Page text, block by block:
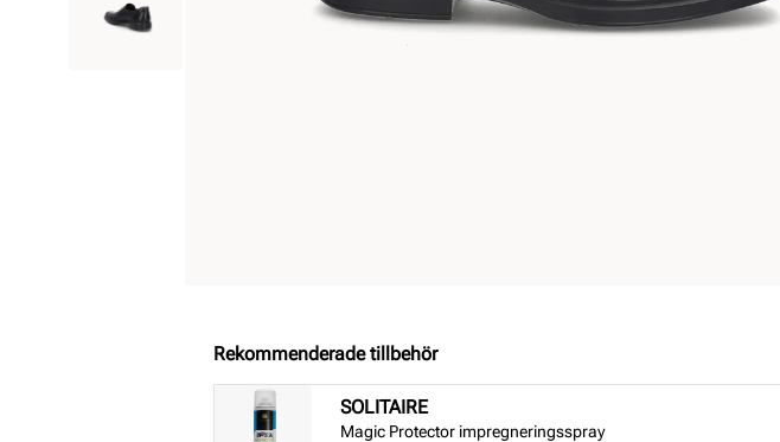
Rekommenderade tillbehör
SOLITAIRE
Magic Protector impregneringsspray